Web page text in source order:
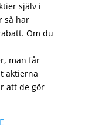
själv i
så har
Om du
man får
aktierna
att de gör